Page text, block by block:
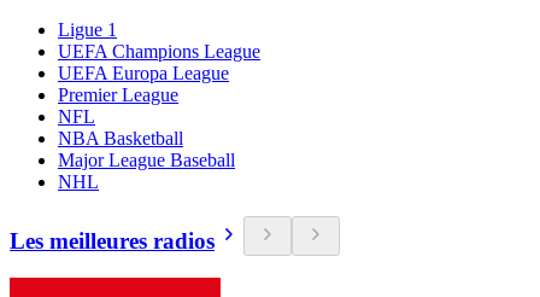
Ligue 1
UEFA Champions League
UEFA Europa League
Premier League
NFL
NBA Basketball
Major League Baseball
NHL
Les meilleures radios